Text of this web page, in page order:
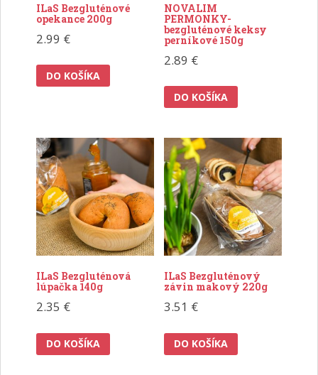
ILaS Bezgluténové
opekance 200g
2.99 €
DO KOŠÍKA
NOVALIM
PERMONKY-
bezgluténové keksy
perníkové 150g
2.89 €
DO KOŠÍKA
ILaS Bezgluténová
lúpačka 140g
2.35 €
DO KOŠÍKA
ILaS Bezgluténový
závin makový 220g
3.51 €
DO KOŠÍKA